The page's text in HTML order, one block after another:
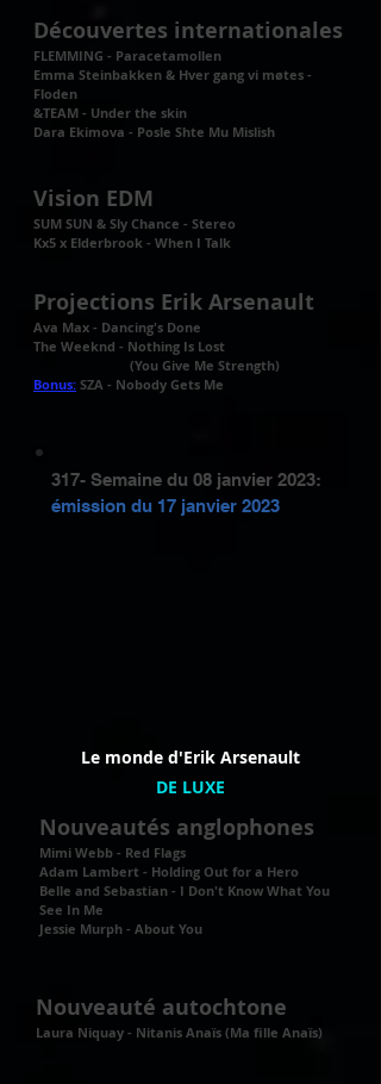
Découvertes internationales
FLEMMING - Paracetamollen
Emma Steinbakken & Hver gang vi møtes -
Floden
&TEAM - Under the skin
Dara Ekimova - Posle Shte Mu Mislish
Vision EDM
SUM SUN & Sly Chance - Stereo
Kx5 x Elderbrook - When I Talk
Projections Erik Arsenault
Ava Max - Dancing's Done
The Weeknd - Nothing Is Lost
(You Give Me Strength)
Bonus: SZA - Nobody Gets Me
317- Semaine du 08 janvier 2023:
émission du 17 janvier 2023
Le monde d'Erik Arsenault
DE LUXE
Nouveautés anglophones
Mimi Webb - Red Flags
Adam Lambert - Holding Out for a Hero
Belle and Sebastian - I Don't Know What You
See In Me
Jessie Murph - About You
Nouveauté autochtone
Laura Niquay - Nitanis Anaïs (Ma fille Anaïs)